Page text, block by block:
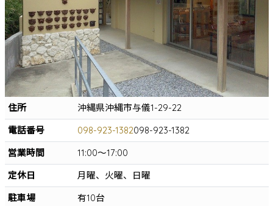
そば家情報を新規登録
沖縄そば
カテゴリから探す
沖縄そば 軟骨ソーキそば 本ソーキそば てびちそば ゆし豆腐そば
あーさそば よもぎそば 野菜そば つけそば 冷やしそば
唐人そば
創作そば その他
沖縄そば製麺所
イベント情報
特集
とじる
住所
沖縄県沖縄市与儀1-29-22
電話番号
098-923-1382098-923-1382
営業時間
11:00～17:00
定休日
月曜、火曜、日曜
駐車場
有10台